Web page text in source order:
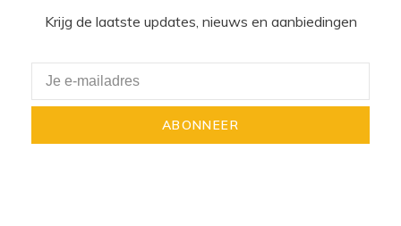
Krijg de laatste updates, nieuws en aanbiedingen
ABONNEER